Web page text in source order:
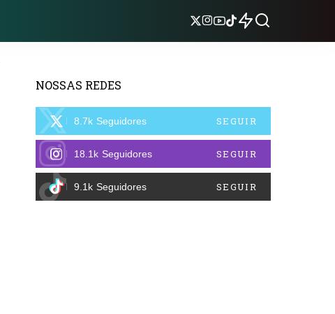
NOSSAS REDES
8.7k Seguidores SEGUIR
18.1k Seguidores SEGUIR
9.1k Seguidores SEGUIR